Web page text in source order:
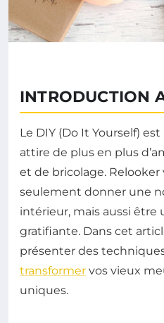
INTRODUCTION
Le DIY (Do It Yourself)
attire de plus en plus
et de bricolage.
seulement donner une
intérieur, mais aussi
gratifiante. Dans cet
présenter des
transformer vos vieux
uniques.